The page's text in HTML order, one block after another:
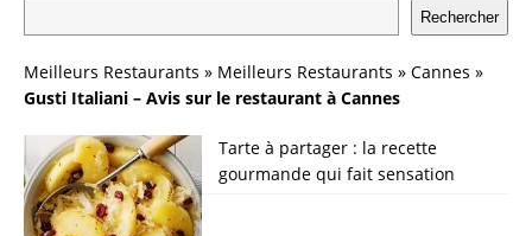
Rechercher
Meilleurs Restaurants » Meilleurs Restaurants » Cannes »
Gusti Italiani – Avis sur le restaurant à Cannes
Tarte à partager : la recette
gourmande qui fait sensation